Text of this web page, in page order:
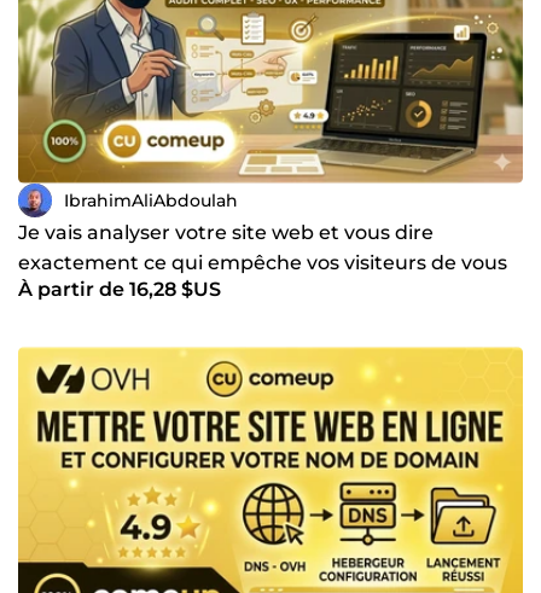
IbrahimAliAbdoulah
Je vais analyser votre site web et vous dire
exactement ce qui empêche vos visiteurs de vous
contacter
À partir de 16,28 $US